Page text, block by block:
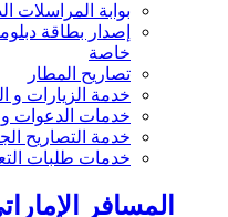
بوابة المراسلات
إصدار بطاقة
خاصة
تصاريح المطار
خدمة الزيارات و
خدمات الدعوات
خدمة التصاريح
خدمات طلبات
المسافر